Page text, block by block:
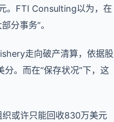
。FTI Consulting以为，在
分事务”。
走向破产清算，依据股
。而在“保存状况”下，这
或许只能回收830万美元